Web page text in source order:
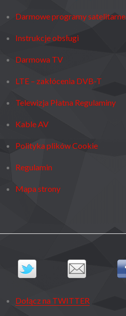
Darmowe programy satelitarne
Instrukcje obsługi
Darmowa TV
LTE – zakłócenia DVB-T
Telewizja Płatna Regulaminy
Kable AV
Polityka plików Cookie
Regulamin
Mapa strony
Dołącz na TWITTER